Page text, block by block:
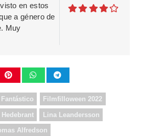
en estos
a género de
Muy
Fantástico Filmfilloween 2022
Hedebrant Lina Leandersson
Alfredson